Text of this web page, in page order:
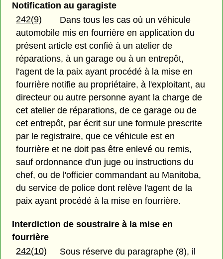
Notification au garagiste
242(9)
Dans tous les cas où un véhicule
automobile mis en fourrière en application du
présent article est confié à un atelier de
réparations, à un garage ou à un entrepôt,
l'agent de la paix ayant procédé à la mise en
fourrière notifie au propriétaire, à l'exploitant, au
directeur ou autre personne ayant la charge de
cet atelier de réparations, de ce garage ou de
cet entrepôt, par écrit sur une formule prescrite
par le registraire, que ce véhicule est en
fourrière et ne doit pas être enlevé ou remis,
sauf ordonnance d'un juge ou instructions du
chef, ou de l'officier commandant au Manitoba,
du service de police dont relève l'agent de la
paix ayant procédé à la mise en fourrière.
Interdiction de soustraire à la mise en
fourrière
242(10)
Sous réserve du paragraphe (8), il